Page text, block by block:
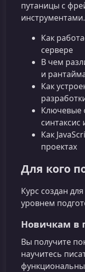
путаницы с
инструментами.
Как
сервере
В чем
и
Как
Ключевые
синтаксис
Как
проектах
Для кого
Курс создан
уровнем
Новичкам в
Вы получите
научитесь